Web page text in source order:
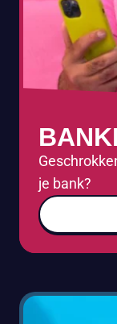
je bank?